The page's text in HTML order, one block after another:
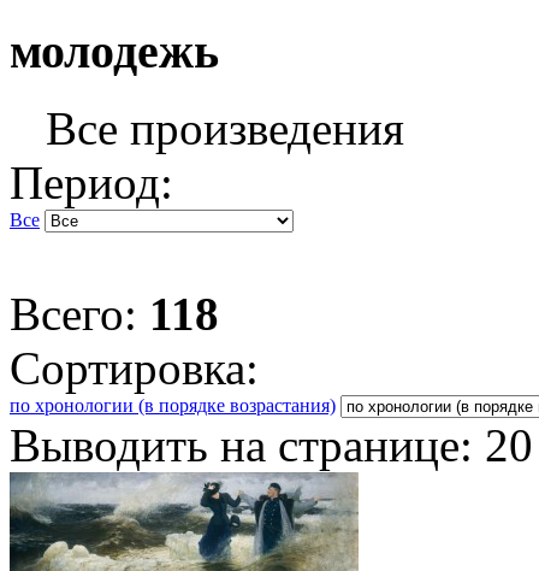
молодежь
Все произведения
Период:
Все
Всего: 118
Сортировка:
по хронологии (в порядке возрастания)
Выводить на странице: 20